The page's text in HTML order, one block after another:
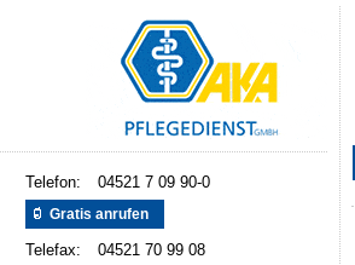
Telefon:
Gratis anrufen
Telefax: